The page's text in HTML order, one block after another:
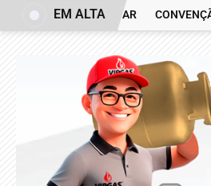
NOTA DE PESAR
EM ALTA